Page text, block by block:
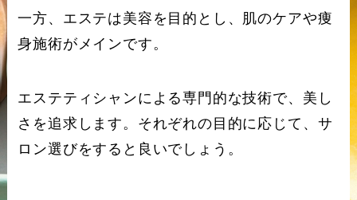
一方、エステは美容を目的とし、肌のケアや痩
身施術がメインです。
エステティシャンによる専門的な技術で、美し
さを追求します。それぞれの目的に応じて、サ
ロン選びをすると良いでしょう。